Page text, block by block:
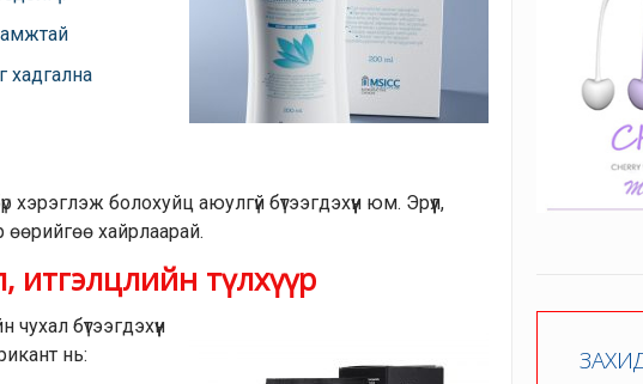
хадгална
болохуйц аюулгүй бүтээгдэхүүн юм. Эрүүл,
өөрийгөө хайрлаарай.
түлхүүр
бүтээгдэхүүн
нь: